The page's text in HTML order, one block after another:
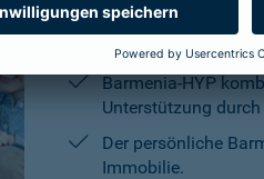
Die persönliche
Kreditanbietern
Barmenia-HYP
Unterstützung durch
Der persönliche
Immobilie.